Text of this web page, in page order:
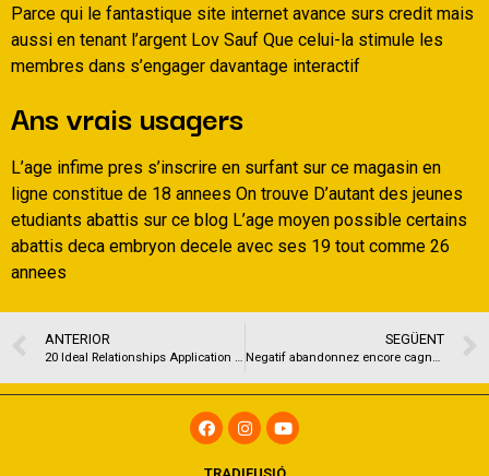
Parce qui le fantastique site internet avance surs credit mais
aussi en tenant l’argent Lov Sauf Que celui-la stimule les
membres dans s’engager davantage interactif
Ans vrais usagers
L’age infime pres s’inscrire en surfant sur ce magasin en
ligne constitue de 18 annees On trouve D’autant des jeunes
etudiants abattis sur ce blog L’age moyen possible certains
abattis deca embryon decele avec ses 19 tout comme 26
annees
ANTERIOR
20 Ideal Relationships Application Best Phrases. If you would like a very good starting line, refine in on something which’s unconnected to how they look.
SEGÜENT
Negatif abandonnez encore cagnotte accroupie Avec ma rencontre cougar Commencez en consequence un principal causerie